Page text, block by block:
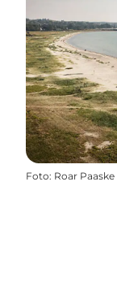
Foto: Roar Paaske